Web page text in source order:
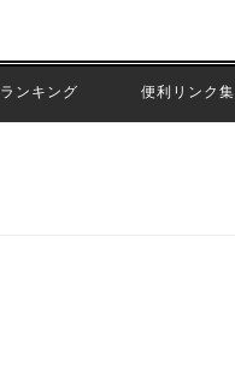
ランキング 便利リンク集